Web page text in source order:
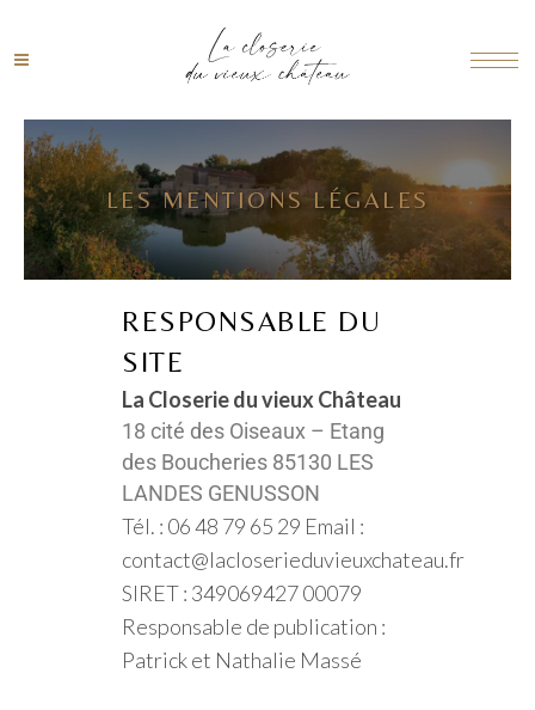
LES MENTIONS LÉGALES
RESPONSABLE DU
SITE
La Closerie du vieux Château
18 cité des Oiseaux – Etang
des Boucheries 85130 LES
LANDES GENUSSON
Tél. : 06 48 79 65 29 Email :
contact@lacloserieduvieuxchateau.fr
SIRET : 349069427 00079
Responsable de publication :
Patrick et Nathalie Massé